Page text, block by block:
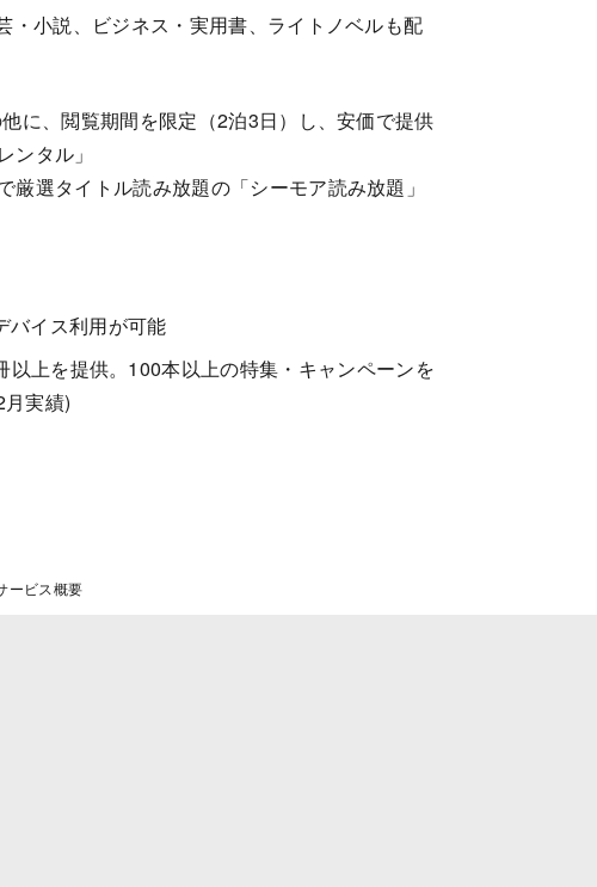
・小説、ビジネス・実用書、ライトノベルも配
に、閲覧期間を限定（2泊3日）し、安価で提供
ンタル」
厳選タイトル読み放題の「シーモア読み放題」
バイス利用が可能
以上を提供。100本以上の特集・キャンペーンを
実績)
ービス概要